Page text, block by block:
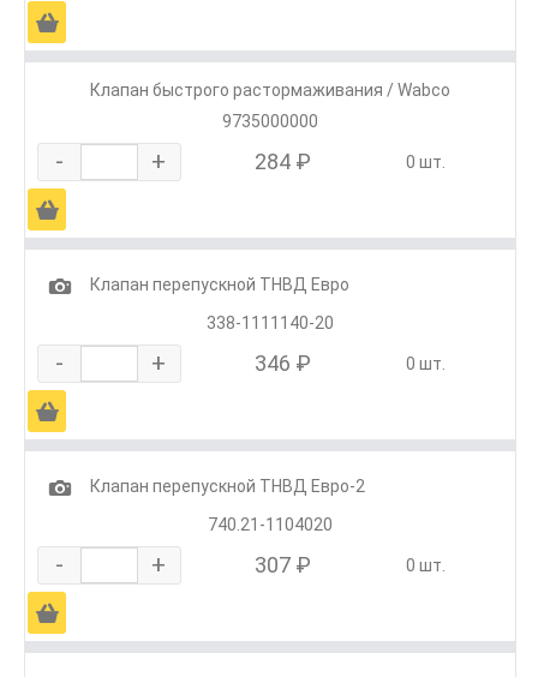
Ä
Клапан быстрого растормаживания / Wabco
9735000000
- + 284 ₽ 0 шт.
Ä
1
Клапан перепускной ТНВД Евро
338-1111140-20
- + 346 ₽ 0 шт.
Ä
1
Клапан перепускной ТНВД Евро-2
740.21-1104020
- + 307 ₽ 0 шт.
Ä